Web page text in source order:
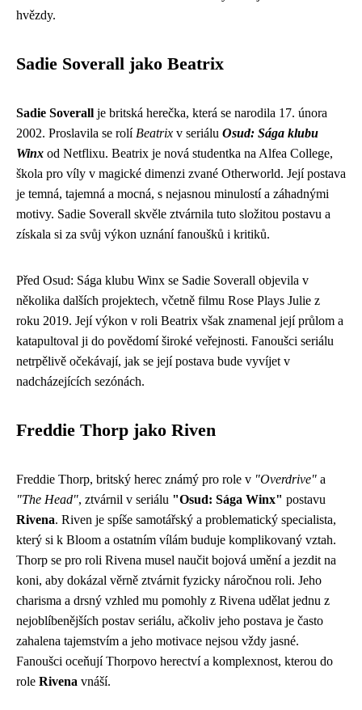
hvězdy.
Sadie Soverall jako Beatrix
Sadie Soverall je britská herečka, která se narodila 17. února
2002. Proslavila se rolí Beatrix v seriálu Osud: Sága klubu
Winx od Netflixu. Beatrix je nová studentka na Alfea College,
škola pro víly v magické dimenzi zvané Otherworld. Její postava
je temná, tajemná a mocná, s nejasnou minulostí a záhadnými
motivy. Sadie Soverall skvěle ztvárnila tuto složitou postavu a
získala si za svůj výkon uznání fanoušků i kritiků.
Před Osud: Sága klubu Winx se Sadie Soverall objevila v
několika dalších projektech, včetně filmu Rose Plays Julie z
roku 2019. Její výkon v roli Beatrix však znamenal její průlom a
katapultoval ji do povědomí široké veřejnosti. Fanoušci seriálu
netrpělivě očekávají, jak se její postava bude vyvíjet v
nadcházejících sezónách.
Freddie Thorp jako Riven
Freddie Thorp, britský herec známý pro role v "Overdrive" a
"The Head", ztvárnil v seriálu "Osud: Sága Winx" postavu
Rivena. Riven je spíše samotářský a problematický specialista,
který si k Bloom a ostatním vílám buduje komplikovaný vztah.
Thorp se pro roli Rivena musel naučit bojová umění a jezdit na
koni, aby dokázal věrně ztvárnit fyzicky náročnou roli. Jeho
charisma a drsný vzhled mu pomohly z Rivena udělat jednu z
nejoblíbenějších postav seriálu, ačkoliv jeho postava je často
zahalena tajemstvím a jeho motivace nejsou vždy jasné.
Fanoušci oceňují Thorpovo herectví a komplexnost, kterou do
role Rivena vnáší.